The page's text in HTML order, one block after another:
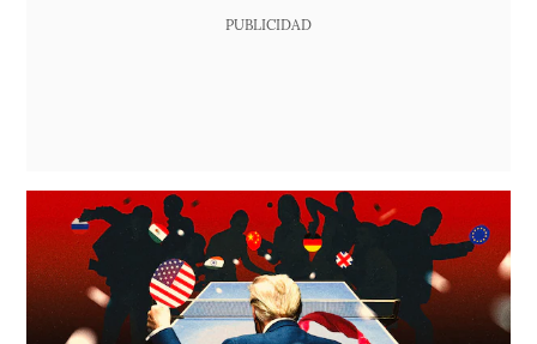
PUBLICIDAD